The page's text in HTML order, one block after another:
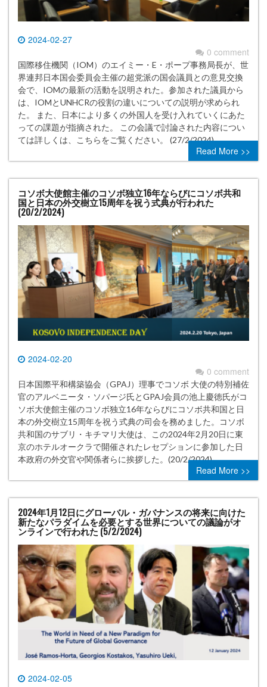
2024-02-27
0 comment
国際移住機関（IOM）のエイミー・E・ポープ事務局長が、世
界連邦日本国会委員会主催の超党派の国会議員との意見交換
会で、IOMの最新の活動を説明された。参加された議員から
は、IOMとUNHCRの役割の違いについての説明が求められ
た。 また、日本により多くの外国人を受け入れていくにあた
っての課題が指摘された。 この会議で討論された内容につい
ては詳しくは、こちらをご覧ください。 (27/2/2024)
Read More >>
コソボ大使館主催のコソボ独立16年ならびにコソボ共和
国と日本の外交樹立15周年を祝う式典が行われた
(20/2/2024)
2024-02-20
0 comment
日本国際平和構築協会（GPAJ）理事でコソボ 大使の特別補佐
官のアルベニータ・ソパージ氏とGPAJ会員の池上慶徳氏がコ
ソボ大使館主催のコソボ独立16年ならびにコソボ共和国と日
本の外交樹立15周年を祝う式典の司会を務めました。コソボ
共和国のサブリ・キチマリ大使は、この2024年2月20日に東
京のホテルオークラで開催されたレセプションに参加した日
本政府の外交官や関係者らに挨拶した。(20/2/2024)
Read More >>
2024年1月12日にグローバル・ガバナンスの将来に向けた
新たなパラダイムを必要とする世界についての議論がオ
ンラインで行われた (5/2/2024)
2024-02-05